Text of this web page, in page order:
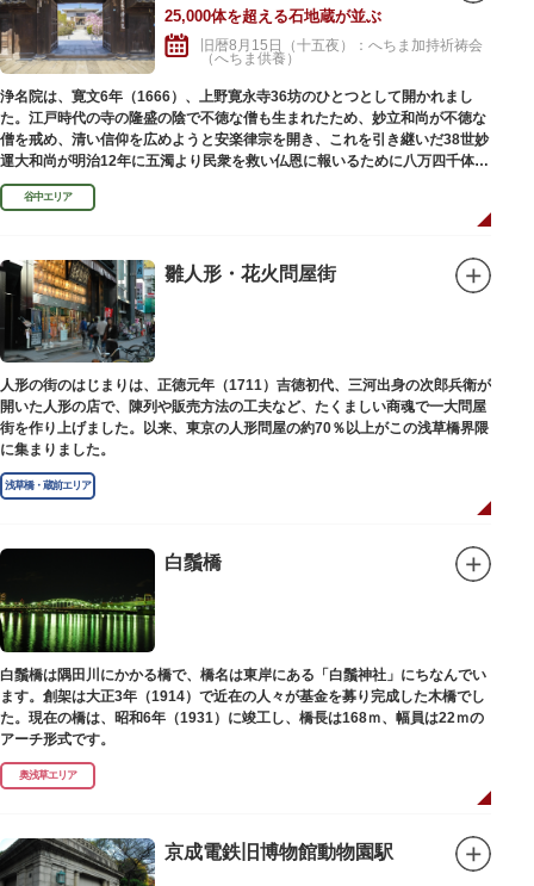
25,000体を超える石地蔵が並ぶ
旧暦8月15日（十五夜）：へちま加持祈祷会
（へちま供養）
浄名院は、寛文6年（1666）、上野寛永寺36坊のひとつとして開かれまし
た。江戸時代の寺の隆盛の陰で不徳な僧も生まれたため、妙立和尚が不徳な
僧を戒め、清い信仰を広めようと安楽律宗を開き、これを引き継いだ38世妙
運大和尚が明治12年に五濁より民衆を救い仏恩に報いるために八万四千体の
石地蔵建立を発願しました。現在では2万５千体を超える像が造立されてい
ます。谷中エリア
雛人形・花火問屋街
人形の街のはじまりは、正徳元年（1711）吉徳初代、三河出身の次郎兵衛が
開いた人形の店で、陳列や販売方法の工夫など、たくましい商魂で一大問屋
街を作り上げました。以来、東京の人形問屋の約70％以上がこの浅草橋界隈
に集まりました。
浅草橋・蔵前エリア
白鬚橋
白鬚橋は隅田川にかかる橋で、橋名は東岸にある「白鬚神社」にちなんでい
ます。創架は大正3年（1914）で近在の人々が基金を募り完成した木橋でし
た。現在の橋は、昭和6年（1931）に竣工し、橋長は168ｍ、幅員は22ｍの
アーチ形式です。
奥浅草エリア
京成電鉄旧博物館動物園駅